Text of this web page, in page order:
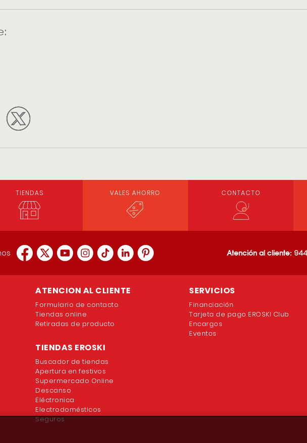
TIENDAS VALES AHORRO CONTACTO
Atención al cliente:
ATENCION AL CLIENTE
Formulario de contacto
Tiendas online
Retiradas de producto
TIENDAS EROSKI
Buscador de tiendas
Apertura en festivos
Supermercado Online
Descanso
Eléctronica
Electrodomésticos
Seguros
SERVICIOS
Financiación
Tarjeta de pago EROSKI Club
Encargos
Eventos